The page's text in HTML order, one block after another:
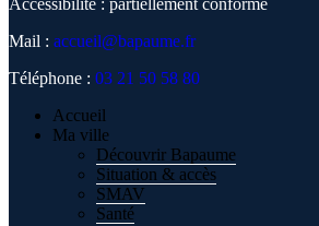
Accessibilité : partiellement conforme
Mail : accueil@bapaume.fr
Téléphone : 03 21 50 58 80
Accueil
Ma ville
Découvrir Bapaume
Situation & accès
SMAV
Santé